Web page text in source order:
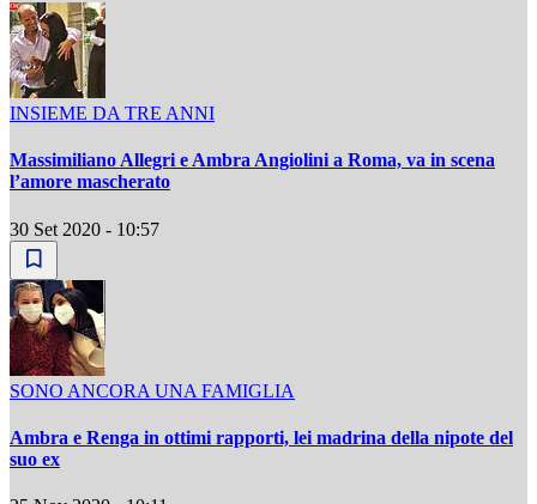
INSIEME DA TRE ANNI
Massimiliano Allegri e Ambra Angiolini a Roma, va in scena
l’amore mascherato
30 Set 2020 - 10:57
SONO ANCORA UNA FAMIGLIA
Ambra e Renga in ottimi rapporti, lei madrina della nipote del
suo ex